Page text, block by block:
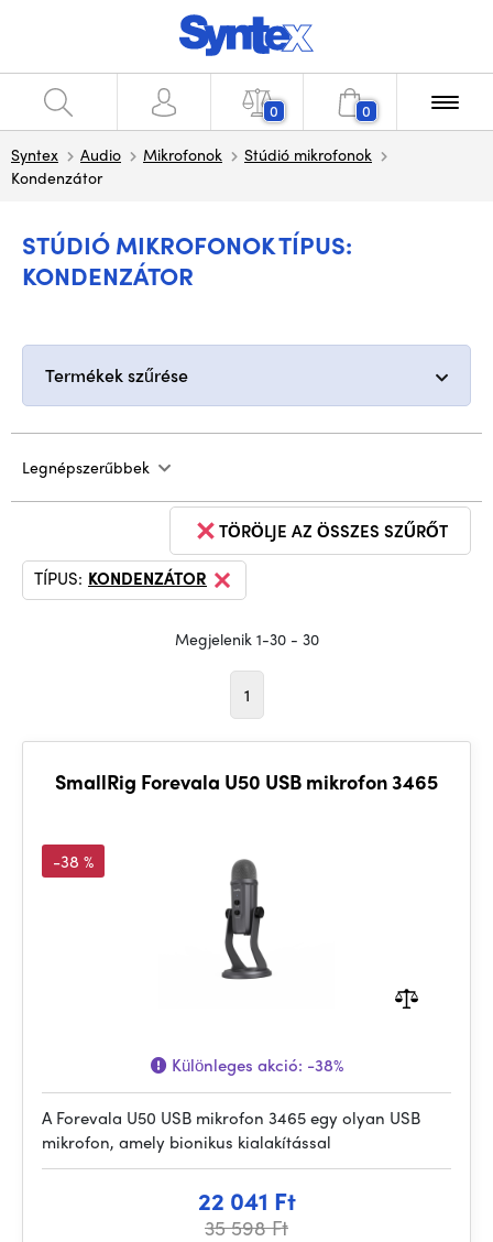
0 0
Syntex Audio Mikrofonok
Stúdió mikrofonok
Kondenzátor
STÚDIÓ MIKROFONOK TÍPUS:
KONDENZÁTOR
Termékek szűrése
Legnépszerűbbek
TÖRÖLJE AZ ÖSSZES SZŰRŐT
TÍPUS: KONDENZÁTOR
Megjelenik 1-30 - 30
1
SmallRig Forevala U50 USB mikrofon 3465
-38 %
Különleges akció: -38%
A Forevala U50 USB mikrofon 3465 egy olyan USB
mikrofon, amely bionikus kialakítással
22 041 Ft
35 598 Ft